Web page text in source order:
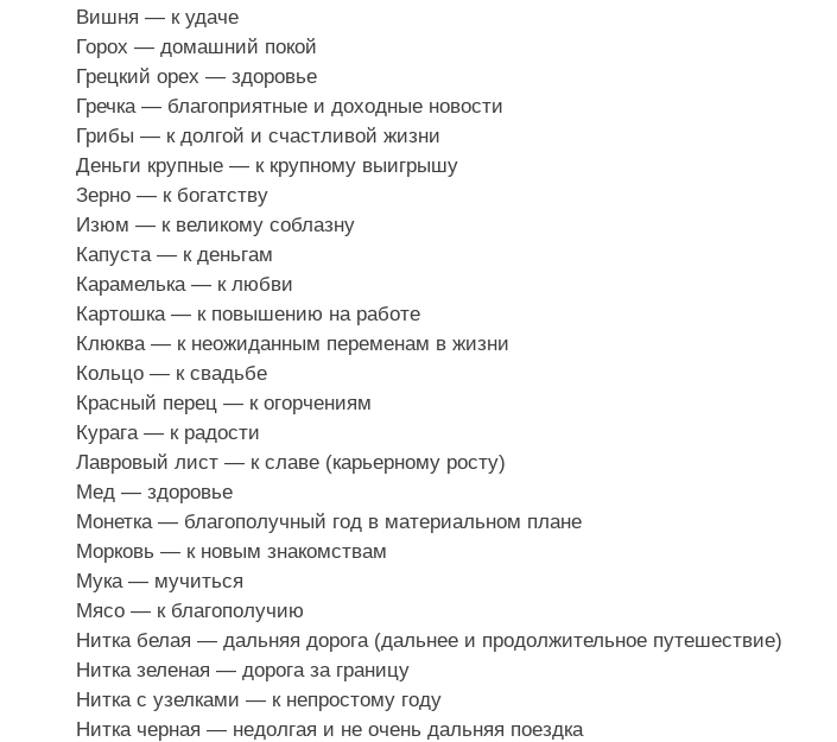
Вишня — к удаче
Горох — домашний покой
Грецкий орех — здоровье
Гречка — благоприятные и доходные новости
Грибы — к долгой и счастливой жизни
Деньги крупные — к крупному выигрышу
Зерно — к богатству
Изюм — к великому соблазну
Капуста — к деньгам
Карамелька — к любви
Картошка — к повышению на работе
Клюква — к неожиданным переменам в жизни
Кольцо — к свадьбе
Красный перец — к огорчениям
Курага — к радости
Лавровый лист — к славе (карьерному росту)
Мед — здоровье
Монетка — благополучный год в материальном плане
Морковь — к новым знакомствам
Мука — мучиться
Мясо — к благополучию
Нитка белая — дальняя дорога (дальнее и продолжительное путешествие)
Нитка зеленая — дорога за границу
Нитка с узелками — к непростому году
Нитка черная — недолгая и не очень дальняя поездка